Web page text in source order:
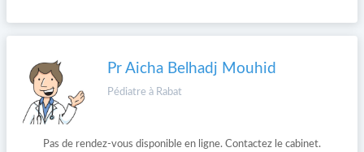
Pr Aicha Belhadj Mouhid
Pédiatre à Rabat
Pas de rendez-vous disponible en ligne. Contactez le cabinet.